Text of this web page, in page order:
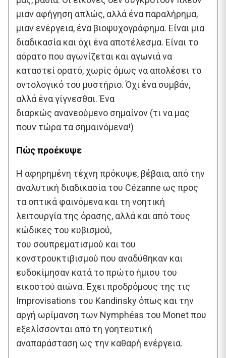
μιαν αφήγηση απλώς, αλλά ένα παραλήρημα,
μιαν ενέργεια, ένα βιοψυχογράφημα. Είναι μια
διαδικασία και όχι ένα αποτέλεσμα. Είναι το
αόρατο που αγωνίζεται και αγωνιά να
καταστεί ορατό, χωρίς όμως να απολέσει το
οντολογικό του μυστήριο. Όχι ένα συμβάν,
αλλά ένα γίγνεσθαι. Ένα
διαρκώς ανανεούμενο σημαίνον (τι να μας
πουν τώρα τα σημαινόμενα!)
Πώς προέκυψε
Η αφηρημένη τέχνη πρόκυψε, βέβαια, από την
αναλυτική διαδικασία του Cézanne ως προς
τα οπτικά φαινόμενα και τη νοητική
λειτουργία της όρασης, αλλά και από τους
κώδικες του κυβισμού,
του σουπρεματισμού και του
κονστρουκτιβισμού που αναδύθηκαν και
ευδοκίμησαν κατά το πρώτο ήμισυ του
εικοστού αιώνα. Έχει προδρόμους της τις
Improvisations του Kandinsky όπως και την
αργή ωρίμανση των Nymphéas του Monet που
εξελίσσονται από τη γοητευτική
αναπαράσταση ως την καθαρή ενέργεια.